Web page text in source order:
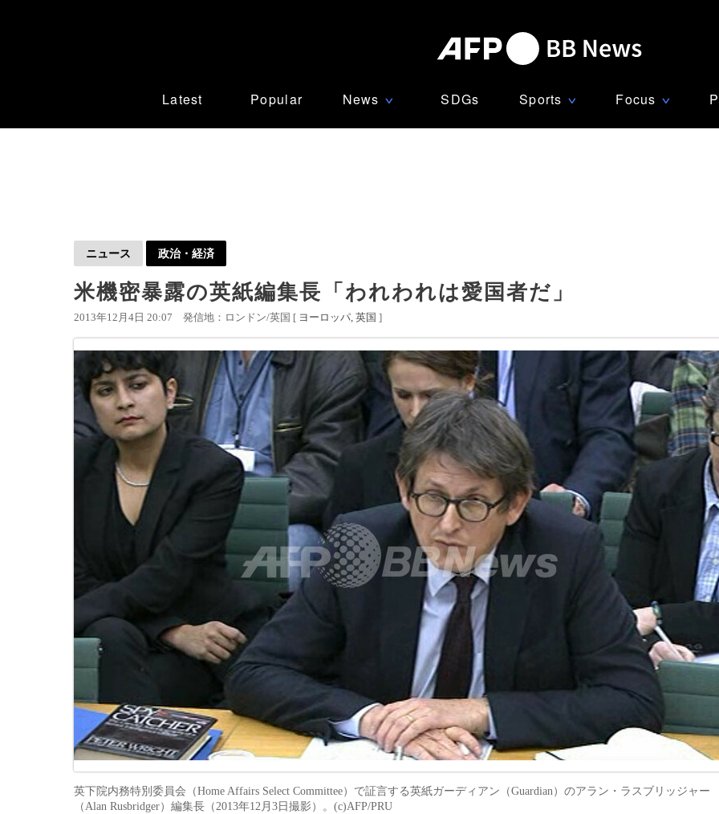
Latest Popular News ∨ SDGs Sports ∨ Focus ∨
ニュース 政治・経済
米機密暴露の英紙編集長「われわれは愛国者だ」
2013年12月4日 20:07 発信地：ロンドン/英国 [ ヨーロッパ 英国 ]
英下院内務特別委員会（Home Affairs Select Committee）で証言する英紙ガーディアン（Guardian）のアラン・ラスブリッジャー
（Alan Rusbridger）編集長（2013年12月3日撮影）。(c)AFP/PRU